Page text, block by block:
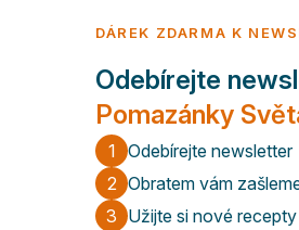
DÁREK ZDARMA K
Odebírejte
Pomazánky
1 Odebírejte newsletter
2 Obratem vám
3 Užijte si nové recepty